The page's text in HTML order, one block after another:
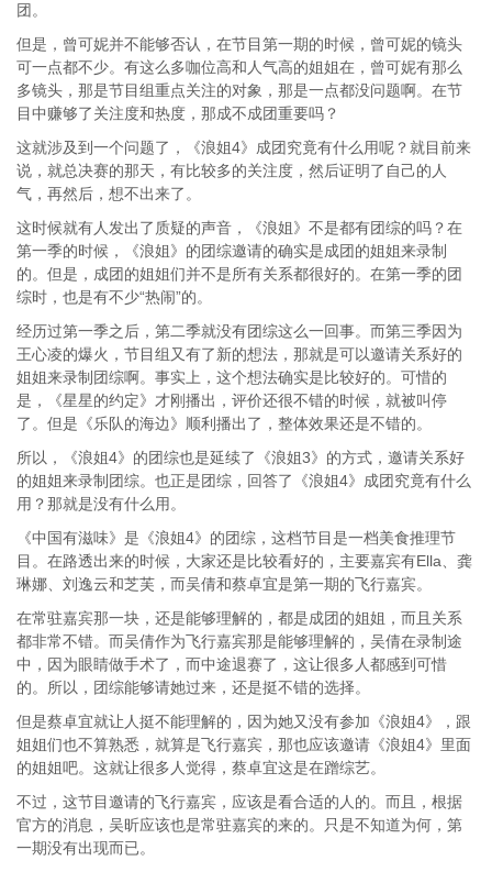
团。
但是，曾可妮并不能够否认，在节目第一期的时候，曾可妮的镜头
可一点都不少。有这么多咖位高和人气高的姐姐在，曾可妮有那么
多镜头，那是节目组重点关注的对象，那是一点都没问题啊。在节
目中赚够了关注度和热度，那成不成团重要吗？
这就涉及到一个问题了，《浪姐4》成团究竟有什么用呢？就目前来
说，就总决赛的那天，有比较多的关注度，然后证明了自己的人
气，再然后，想不出来了。
这时候就有人发出了质疑的声音，《浪姐》不是都有团综的吗？在
第一季的时候，《浪姐》的团综邀请的确实是成团的姐姐来录制
的。但是，成团的姐姐们并不是所有关系都很好的。在第一季的团
综时，也是有不少“热闹”的。
经历过第一季之后，第二季就没有团综这么一回事。而第三季因为
王心凌的爆火，节目组又有了新的想法，那就是可以邀请关系好的
姐姐来录制团综啊。事实上，这个想法确实是比较好的。可惜的
是，《星星的约定》才刚播出，评价还很不错的时候，就被叫停
了。但是《乐队的海边》顺利播出了，整体效果还是不错的。
所以，《浪姐4》的团综也是延续了《浪姐3》的方式，邀请关系好
的姐姐来录制团综。也正是团综，回答了《浪姐4》成团究竟有什么
用？那就是没有什么用。
《中国有滋味》是《浪姐4》的团综，这档节目是一档美食推理节
目。在路透出来的时候，大家还是比较看好的，主要嘉宾有Ella、龚
琳娜、刘逸云和芝芙，而吴倩和蔡卓宜是第一期的飞行嘉宾。
在常驻嘉宾那一块，还是能够理解的，都是成团的姐姐，而且关系
都非常不错。而吴倩作为飞行嘉宾那是能够理解的，吴倩在录制途
中，因为眼睛做手术了，而中途退赛了，这让很多人都感到可惜
的。所以，团综能够请她过来，还是挺不错的选择。
但是蔡卓宜就让人挺不能理解的，因为她又没有参加《浪姐4》，跟
姐姐们也不算熟悉，就算是飞行嘉宾，那也应该邀请《浪姐4》里面
的姐姐吧。这就让很多人觉得，蔡卓宜这是在蹭综艺。
不过，这节目邀请的飞行嘉宾，应该是看合适的人的。而且，根据
官方的消息，吴昕应该也是常驻嘉宾的来的。只是不知道为何，第
一期没有出现而已。